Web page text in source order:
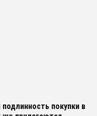
покупки в